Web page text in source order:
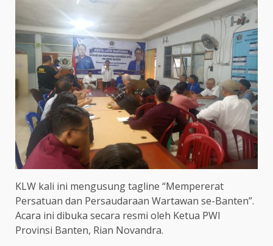
KLW kali ini mengusung tagline “Mempererat
Persatuan dan Persaudaraan Wartawan se-Banten”.
Acara ini dibuka secara resmi oleh Ketua PWI
Provinsi Banten, Rian Novandra.